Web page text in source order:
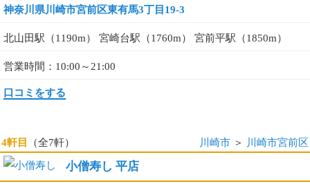
神奈川県川崎市宮前区東有馬3丁目19-3
北山田駅（1190m） 宮崎台駅（1760m） 宮前平駅（1850m）
営業時間：10:00～21:00
口コミをする
4軒目 （全7軒） 川崎市 ＞ 川崎市宮前区
小僧寿し 平店